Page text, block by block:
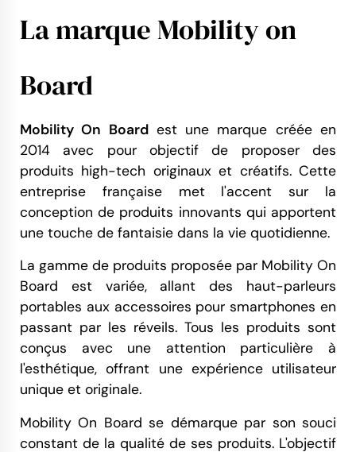
La marque Mobility on
Board
Mobility On Boardest une marque créée en
2014 avec pour objectif de proposer des
produits high-tech originaux et créatifs. Cette
entreprise française met l'accent sur la
conception de produits innovants qui apportent
une touche de fantaisie dans la vie quotidienne.
La gamme de produits proposée par Mobility On
Board est variée, allant des haut-parleurs
portables aux accessoires pour smartphones en
passant par les réveils. Tous les produits sont
conçus avec une attention particulière à
l'esthétique, offrant une expérience utilisateur
unique et originale.
Mobility On Board se démarque par son souci
constant de la qualité de ses produits. L'objectif